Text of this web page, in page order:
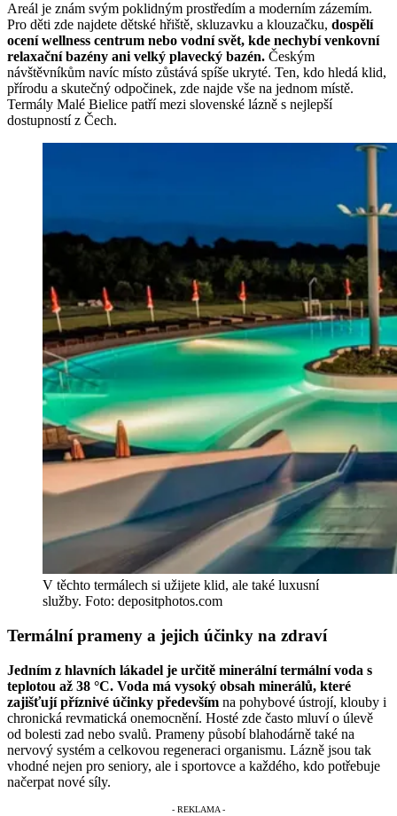
Areál je znám svým poklidným prostředím a moderním zázemím.
Pro děti zde najdete dětské hřiště, skluzavku a klouzačku, dospělí
ocení wellness centrum nebo vodní svět, kde nechybí venkovní
relaxační bazény ani velký plavecký bazén. Českým
návštěvníkům navíc místo zůstává spíše ukryté. Ten, kdo hledá klid,
přírodu a skutečný odpočinek, zde najde vše na jednom místě.
Termály Malé Bielice patří mezi slovenské lázně s nejlepší
dostupností z Čech.
V těchto termálech si užijete klid, ale také luxusní
služby. Foto: depositphotos.com
Termální prameny a jejich účinky na zdraví
Jedním z hlavních lákadel je určitě minerální termální voda s
teplotou až 38 °C. Voda má vysoký obsah minerálů, které
zajišťují příznivé účinky především na pohybové ústrojí, klouby i
chronická revmatická onemocnění. Hosté zde často mluví o úlevě
od bolesti zad nebo svalů. Prameny působí blahodárně také na
nervový systém a celkovou regeneraci organismu. Lázně jsou tak
vhodné nejen pro seniory, ale i sportovce a každého, kdo potřebuje
načerpat nové síly.